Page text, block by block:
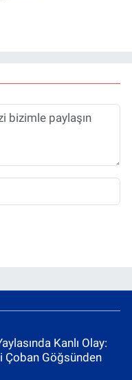
Kanlı Olay:
Çoban Göğsünden